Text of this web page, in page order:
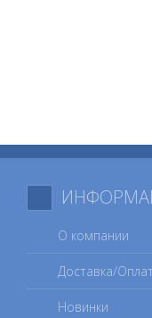
О компании
Доставка/
Новинки